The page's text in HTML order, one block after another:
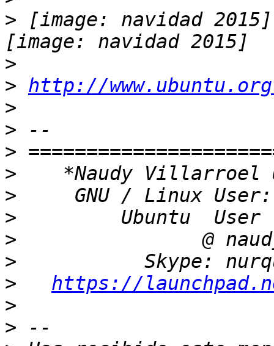
> [image: navidad
>
> http://
>
>
>
>
>
>
>
>
>
https://
>
>